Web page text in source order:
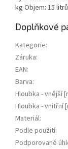
kg Objem: 15
Doplňkové
Kategorie:
Záruka:
EAN:
Barva:
Hloubka - vnější
Hloubka - vnitřní
Materiál:
Podle použití:
Podporované